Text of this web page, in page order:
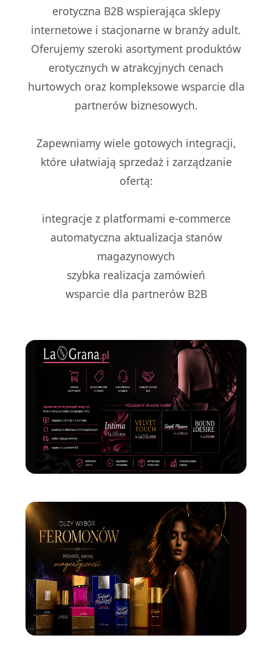
erotyczna B2B wspierająca sklepy
internetowe i stacjonarne w branży adult.
Oferujemy szeroki asortyment produktów
erotycznych w atrakcyjnych cenach
hurtowych oraz kompleksowe wsparcie dla
partnerów biznesowych.
Zapewniamy wiele gotowych integracji,
które ułatwiają sprzedaż i zarządzanie
ofertą:
integracje z platformami e-commerce
automatyczna aktualizacja stanów
magazynowych
szybka realizacja zamówień
wsparcie dla partnerów B2B